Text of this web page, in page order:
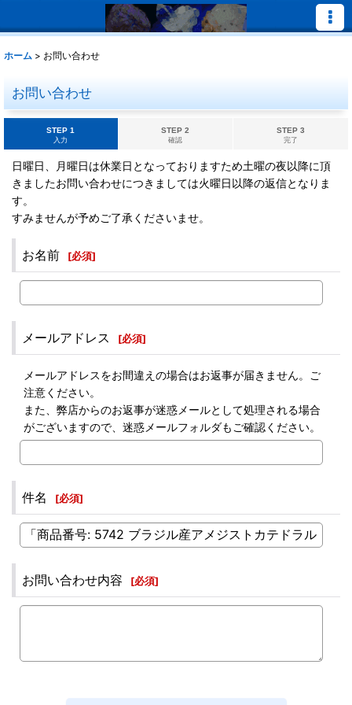
ホーム > お問い合わせ
お問い合わせ
STEP 1
入力
STEP 2
確認
STEP 3
完了
日曜日、月曜日は休業日となっておりますため土曜の夜以降に頂
きましたお問い合わせにつきましては火曜日以降の返信となりま
す。
すみませんが予めご了承くださいませ。
お名前 [必須]
メールアドレス [必須]
メールアドレスをお間違えの場合はお返事が届きません。ご
注意ください。
また、弊店からのお返事が迷惑メールとして処理される場合
がございますので、迷惑メールフォルダもご確認ください。
件名 [必須]
お問い合わせ内容 [必須]